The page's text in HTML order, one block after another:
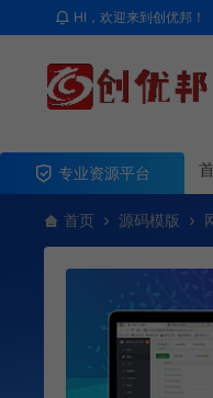
HI，欢迎来到创优邦！
专业资源平台
首页 源码模版